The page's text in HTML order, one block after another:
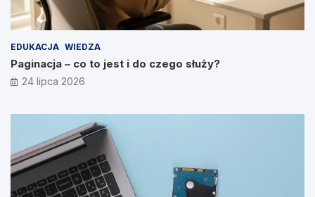
EDUKACJA WIEDZA
Paginacja – co to jest i do czego służy?
24 lipca 2026